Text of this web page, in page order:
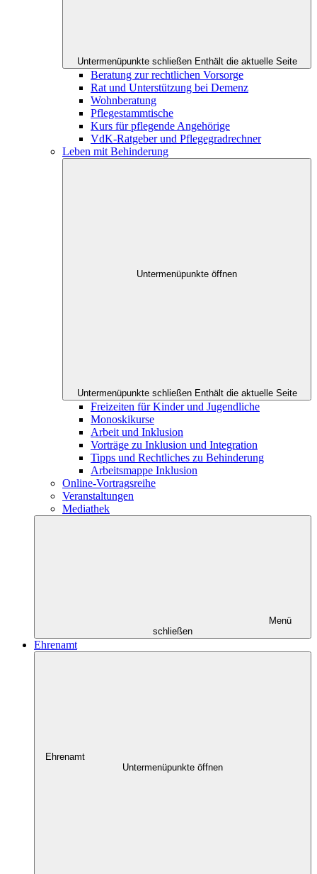
Untermenüpunkte schließen Enthält die aktuelle Seite
Beratung zur rechtlichen Vorsorge
Rat und Unterstützung bei Demenz
Wohnberatung
Pflegestammtische
Kurs für pflegende Angehörige
VdK-Ratgeber und Pflegegradrechner
Leben mit Behinderung
Untermenüpunkte öffnen
Untermenüpunkte schließen Enthält die aktuelle Seite
Freizeiten für Kinder und Jugendliche
Monoskikurse
Arbeit und Inklusion
Vorträge zu Inklusion und Integration
Tipps und Rechtliches zu Behinderung
Arbeitsmappe Inklusion
Online-Vortragsreihe
Veranstaltungen
Mediathek
Menü
schließen
Ehrenamt
Ehrenamt
Untermenüpunkte öffnen